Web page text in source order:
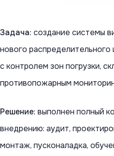
Задача: создание системы
нового
с контролем зон погрузки,
противопожарным
Решение: выполнен полный
внедрению: аудит,
монтаж, пусконаладка,